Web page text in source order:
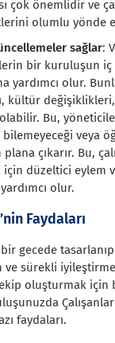
çok önemlidir ve
olumlu yönde
sağlar:
bir kuruluşun iç
yardımcı olur.
kültür
Bu,
veya
plana çıkarır. Bu,
için düzeltici eylem
olur.
Faydaları
gecede
ve sürekli
oluşturmak için
faydaları.